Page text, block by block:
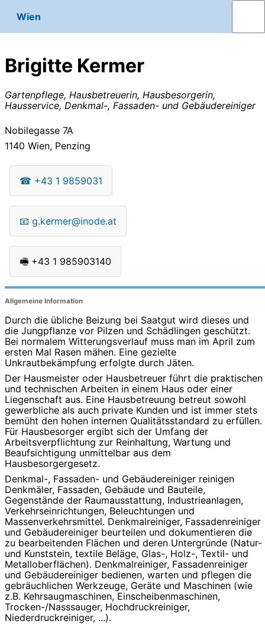
Wien
Brigitte Kermer
Gartenpflege, Hausbetreuerin, Hausbesorgerin,
Hausservice, Denkmal-, Fassaden- und Gebäudereiniger
Nobilegasse 7A
1140 Wien, Penzing
☎ +43 1 9859031
📧 g.kermer@inode.at
🖷 +43 1 985903140
Allgemeine Information
Durch die übliche Beizung bei Saatgut wird dieses und
die Jungpflanze vor Pilzen und Schädlingen geschützt.
Bei normalem Witterungsverlauf muss man im April zum
ersten Mal Rasen mähen. Eine gezielte
Unkrautbekämpfung erfolgte durch Jäten.
Der Hausmeister oder Hausbetreuer führt die praktischen
und technischen Arbeiten in einem Haus oder einer
Liegenschaft aus. Eine Hausbetreuung betreut sowohl
gewerbliche als auch private Kunden und ist immer stets
bemüht den hohen internen Qualitätsstandard zu erfüllen.
Für Hausbesorger ergibt sich der Umfang der
Arbeitsverpflichtung zur Reinhaltung, Wartung und
Beaufsichtigung unmittelbar aus dem
Hausbesorgergesetz.
Denkmal-, Fassaden- und Gebäudereiniger reinigen
Denkmäler, Fassaden, Gebäude und Bauteile,
Gegenstände der Raumausstattung, Industrieanlagen,
Verkehrseinrichtungen, Beleuchtungen und
Massenverkehrsmittel. Denkmalreiniger, Fassadenreiniger
und Gebäudereiniger beurteilen und dokumentieren die
zu bearbeitenden Flächen und deren Untergründe (Natur-
und Kunststein, textile Beläge, Glas-, Holz-, Textil- und
Metalloberflächen). Denkmalreiniger, Fassadenreiniger
und Gebäudereiniger bedienen, warten und pflegen die
gebräuchlichen Werkzeuge, Geräte und Maschinen (wie
z.B. Kehrsaugmaschinen, Einscheibenmaschinen,
Trocken-/Nasssauger, Hochdruckreiniger,
Niederdruckreiniger, ...).